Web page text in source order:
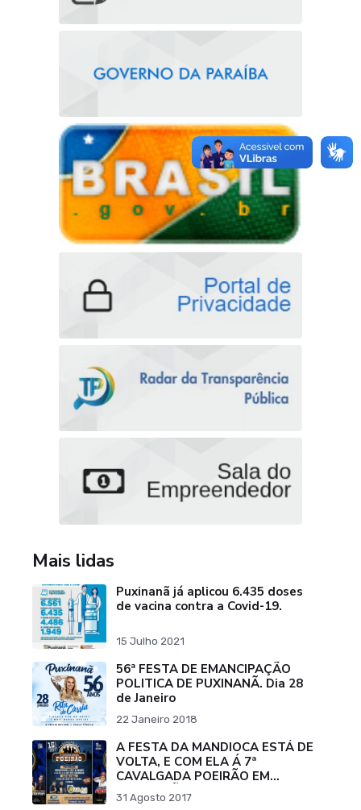
Mais lidas
Puxinanã já aplicou 6.435 doses
de vacina contra a Covid-19.
15 Julho 2021
56ª FESTA DE EMANCIPAÇÃO
POLITICA DE PUXINANÃ. Dia 28
de Janeiro
22 Janeiro 2018
A FESTA DA MANDIOCA ESTÁ DE
VOLTA, E COM ELA Á 7ª
CAVALGADA POEIRÃO EM
PUXINANÃ.
31 Agosto 2017